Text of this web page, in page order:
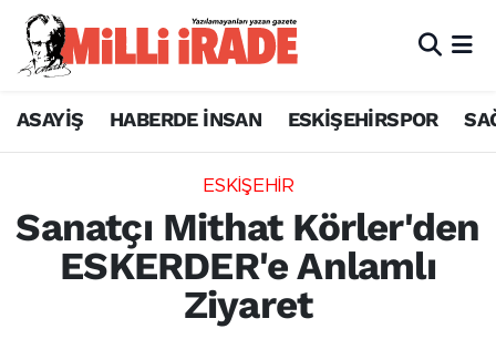
ASAYİŞ HABERDE İNSAN ESKİŞEHİRSPOR
ESKİŞEHİR
Sanatçı Mithat Körler'den
ESKERDER'e Anlamlı
Ziyaret